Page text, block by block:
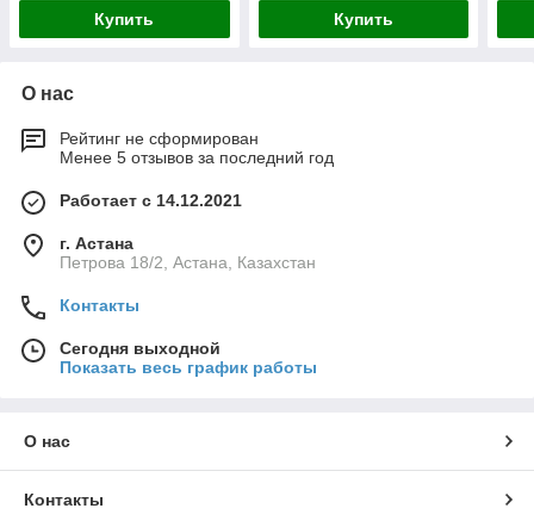
Купить Купить
О нас
Рейтинг не сформирован
Менее 5 отзывов за последний год
Работает с 14.12.2021
г. Астана
Петрова 18/2, Астана, Казахстан
Контакты
Сегодня выходной
Показать весь график работы
О нас
Контакты